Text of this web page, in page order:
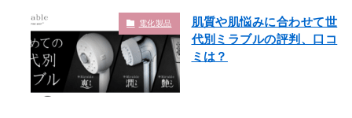
電化製品
肌質や肌悩みに合わせて世
代別ミラブルの評判、口コ
ミは？